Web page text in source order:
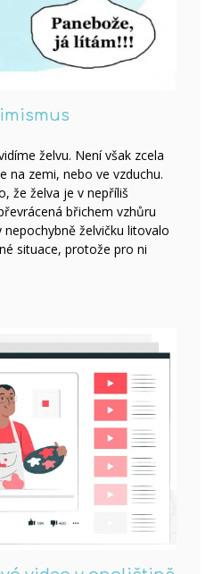
želvu. Není však zcela
na zemi, nebo ve vzduchu.
že želva je v nepříliš
břichem vzhůru
želvičku litovalo
situace, protože pro ni